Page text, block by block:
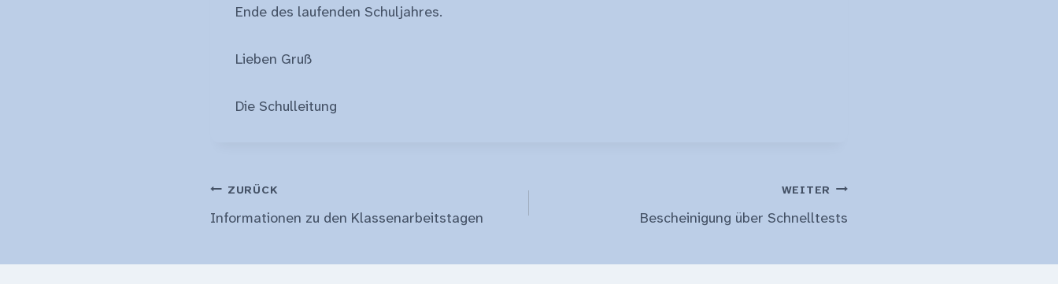
Ende des laufenden Schuljahres.
Lieben Gruß
Die Schulleitung
Beitragsnavigation
ZURÜCK
Informationen zu den Klassenarbeitstagen
WEITER
Bescheinigung über Schnelltests